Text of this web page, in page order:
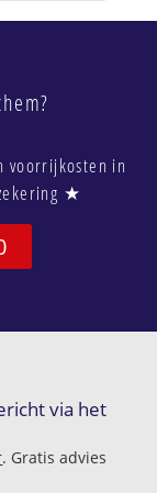
voorrijkosten in
★
via het
. Gratis advies